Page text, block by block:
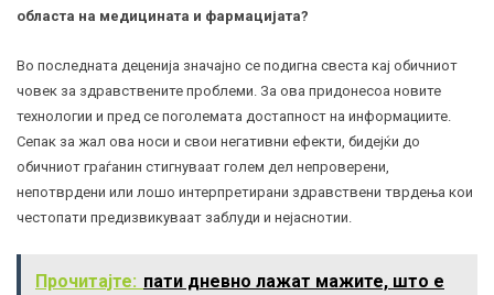
областа на медицината и фармацијата?
Во последната деценија значајно се подигна свеста кај обичниот
човек за здравствените проблеми. За ова придонесоа новите
технологии и пред се поголемата достапност на информациите.
Сепак за жал ова носи и свои негативни ефекти, бидејќи до
обичниот граѓанин стигнуваат голем дел непроверени,
непотврдени или лошо интерпретирани здравствени тврдења кои
честопати предизвикуваат заблуди и нејаснотии.
Прочитајте: пати дневно лажат мажите, што е